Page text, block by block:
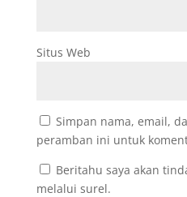
Situs Web
Simpan nama, email,
peramban ini untuk
Beritahu saya akan
melalui surel.